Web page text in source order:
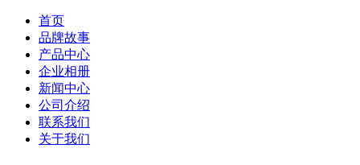
首页
品牌故事
产品中心
企业相册
新闻中心
公司介绍
联系我们
关于我们